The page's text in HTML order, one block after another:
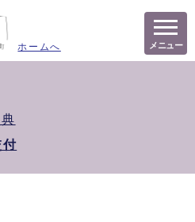
ホームへ メニュー
付